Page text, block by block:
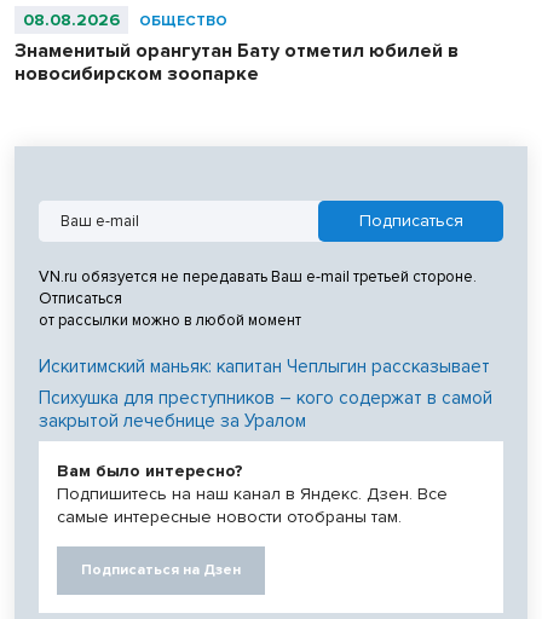
08.08.2026 ОБЩЕСТВО
Знаменитый орангутан Бату отметил юбилей в
новосибирском зоопарке
VN.ru обязуется не передавать Ваш e-mail третьей стороне.
Отписаться
от рассылки можно в любой момент
Искитимский маньяк: капитан Чеплыгин рассказывает
Психушка для преступников – кого содержат в самой
закрытой лечебнице за Уралом
Вам было интересно?
Подпишитесь на наш канал в Яндекс. Дзен. Все
самые интересные новости отобраны там.
Подписаться на Дзен